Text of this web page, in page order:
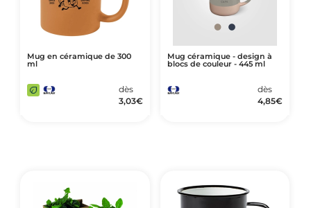
Mug en céramique de 300
ml
dès
3,03€
Mug céramique - design à
blocs de couleur - 445 ml
dès
4,85€